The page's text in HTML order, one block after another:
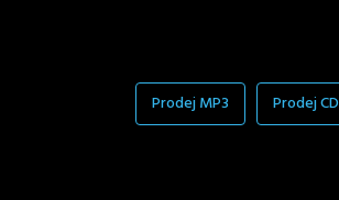
Prodej MP3 Prodej CD